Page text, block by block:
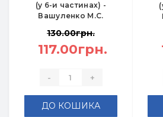
(у 6-и частинах) -
Вашуленко М.С.
130.00грн.
117.00грн.
- +
ДО КОШИКА